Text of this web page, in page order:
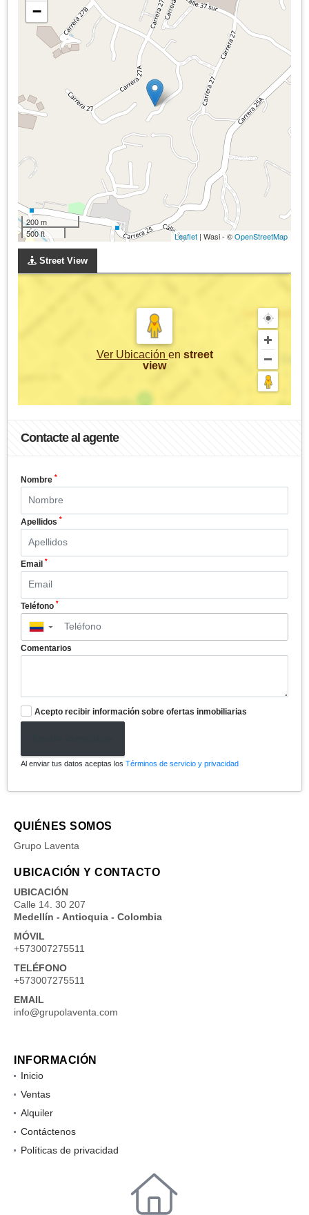
−
200 m
500 ft
Leaflet | Wasi - ©OpenStreetMap
Street View
Ver Ubicación en street
view
Contacte al agente
Nombre *
Apellidos *
Email *
Teléfono *
▼
Comentarios
Acepto recibir información sobre ofertas inmobiliarias
Al enviar tus datos aceptas los Términos de servicio y privacidad
QUIÉNES SOMOS
Grupo Laventa
UBICACIÓN Y CONTACTO
UBICACIÓN
Calle 14. 30 207
Medellín - Antioquia - Colombia
MÓVIL
+573007275511
TELÉFONO
+573007275511
EMAIL
info@grupolaventa.com
INFORMACIÓN
Inicio
Ventas
Alquiler
Contáctenos
Políticas de privacidad